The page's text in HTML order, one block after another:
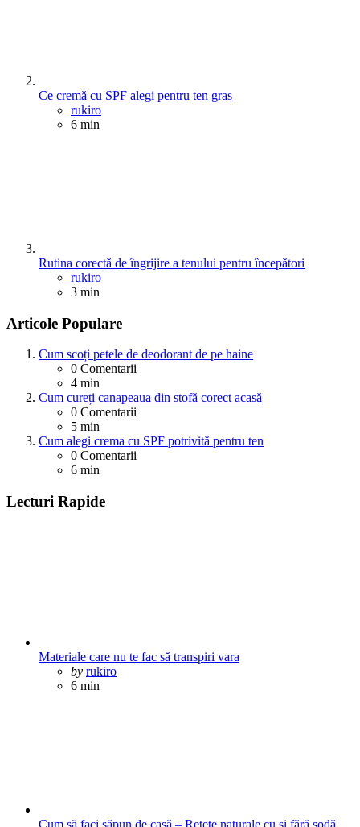
Ce cremă cu SPF alegi pentru ten gras
Posted
rukiro
6 min
Rutina corectă de îngrijire a tenului pentru începători
Posted
rukiro
3 min
Articole Populare
Cum scoți petele de deodorant de pe haine
0 Comentarii
4 min
Cum cureți canapeaua din stofă corect acasă
0 Comentarii
5 min
Cum alegi crema cu SPF potrivită pentru ten
0 Comentarii
6 min
Lecturi Rapide
Materiale care nu te fac să transpiri vara
Posted
by rukiro
6 min
Cum să faci săpun de casă – Rețete naturale cu și fără sodă